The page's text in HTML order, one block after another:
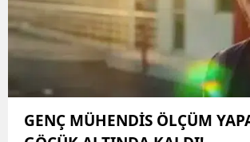
GENÇ MÜHENDİS ÖLÇÜM